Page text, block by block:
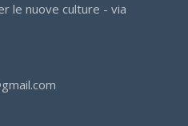
le nuove culture - via